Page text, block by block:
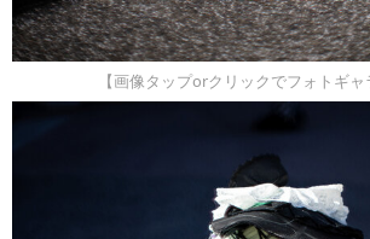
【画像タップorクリックでフォトギャ